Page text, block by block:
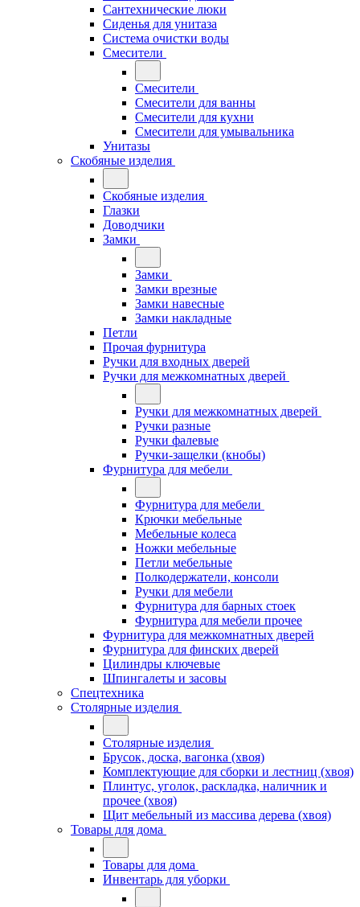
Сантехнические люки
Сиденья для унитаза
Система очистки воды
Смесители
Смесители
Смесители для ванны
Смесители для кухни
Смесители для умывальника
Унитазы
Скобяные изделия
Скобяные изделия
Глазки
Доводчики
Замки
Замки
Замки врезные
Замки навесные
Замки накладные
Петли
Прочая фурнитура
Ручки для входных дверей
Ручки для межкомнатных дверей
Ручки для межкомнатных дверей
Ручки разные
Ручки фалевые
Ручки-защелки (кнобы)
Фурнитура для мебели
Фурнитура для мебели
Крючки мебельные
Мебельные колеса
Ножки мебельные
Петли мебельные
Полкодержатели, консоли
Ручки для мебели
Фурнитура для барных стоек
Фурнитура для мебели прочее
Фурнитура для межкомнатных дверей
Фурнитура для финских дверей
Цилиндры ключевые
Шпингалеты и засовы
Спецтехника
Столярные изделия
Столярные изделия
Брусок, доска, вагонка (хвоя)
Комплектующие для сборки и лестниц (хвоя)
Плинтус, уголок, раскладка, наличник и
прочее (хвоя)
Щит мебельный из массива дерева (хвоя)
Товары для дома
Товары для дома
Инвентарь для уборки